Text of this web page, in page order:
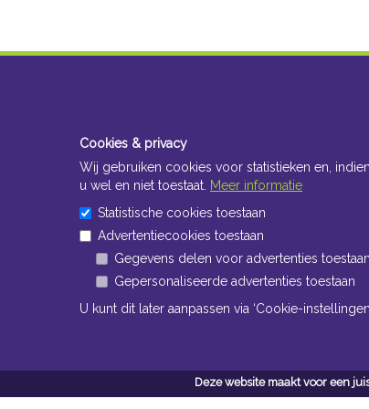
Deze website maakt voor een
Cookies & privacy
Wij gebruiken cookies voor statistieken en,
u wel en niet toestaat. Meer informatie
Statistische cookies toestaan
Advertentiecookies toestaan
Gegevens delen voor advertenties toestaan
Gepersonaliseerde advertenties toestaan
U kunt dit later aanpassen via ‘Cookie-